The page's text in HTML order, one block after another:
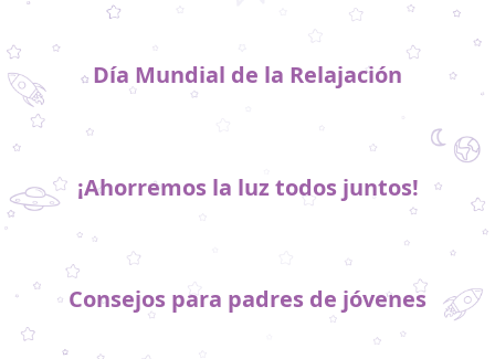
Día Mundial de la Relajación
¡Ahorremos la luz todos juntos!
Consejos para padres de jóvenes